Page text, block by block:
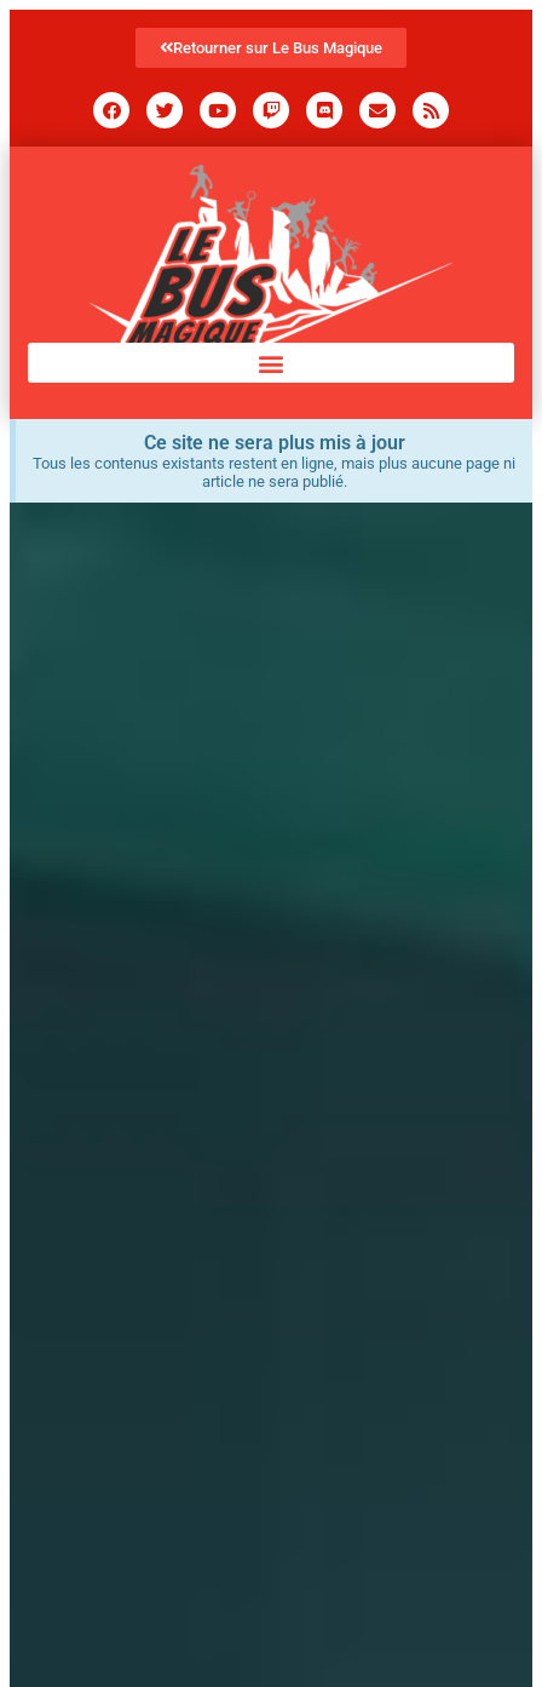
Retourner sur Le Bus Magique
Ce site ne sera plus mis à jour
Tous les contenus existants restent en ligne, mais plus aucune page ni
article ne sera publié.